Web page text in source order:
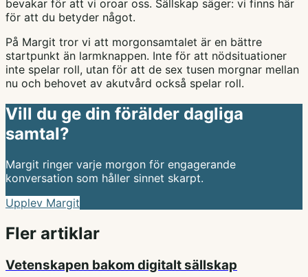
bevakar för att vi oroar oss. Sällskap säger: vi finns här
för att du betyder något.
På Margit tror vi att morgonsamtalet är en bättre
startpunkt än larmknappen. Inte för att nödsituationer
inte spelar roll, utan för att de sex tusen morgnar mellan
nu och behovet av akutvård också spelar roll.
Vill du ge din förälder dagliga
samtal?
Margit ringer varje morgon för engagerande
konversation som håller sinnet skarpt.
Upplev Margit
Fler artiklar
Vetenskapen bakom digitalt sällskap